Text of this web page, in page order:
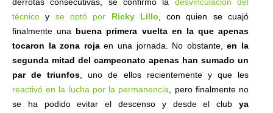
técnico y se optó por Ricky Lillo , con quien se cuajó
finalmente una buena primera vuelta en la que apenas
tocaron la zona rojaen una jornada. No obstante,
en la
segunda mitad del campeonato apenas han sumado un
par de triunfos , uno de ellos recientemente y que les
reactivó en la lucha por la permanencia , pero finalmente no
se ha podido evitar el descenso y desde el club ya